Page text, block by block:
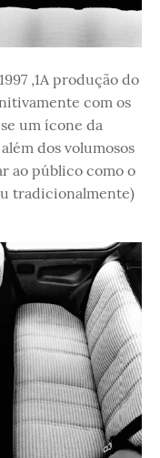
,1A produção do
com os
um ícone da
dos volumosos
ao público como o
tradicionalmente)